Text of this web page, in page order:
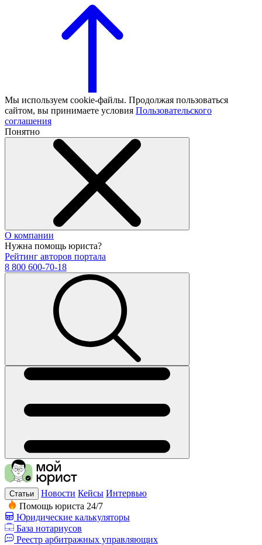
Мы используем cookie-файлы. Продолжая пользоваться
сайтом, вы принимаете условия Пользовательского
соглашения
Понятно
О компании
Нужна помощь юриста?
Рейтинг авторов портала
8 800 600-70-18
Статьи Новости Кейсы Интервью
Помощь юриста 24/7
Юридические калькуляторы
База нотариусов
Реестр арбитражных управляющих